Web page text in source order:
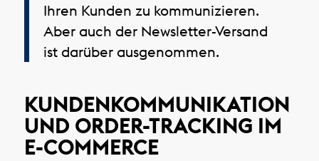
Ihren Kunden zu kommunizieren.
Aber auch der Newsletter-Versand
ist darüber ausgenommen.
KUNDENKOMMUNIKATION
UND ORDER-TRACKING IM
E-COMMERCE